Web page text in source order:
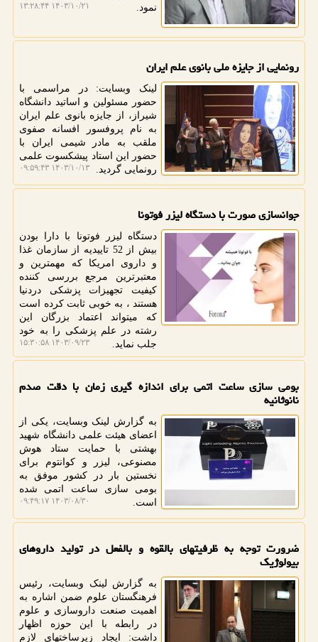
نمود.
۱۴۰۳/۱۰/۲۱ ۱۳:۲۸:۴۴
رونمایی از جایزه ملی بانوی علم ایران
لینک وبسایت: در مراسمی با
حضور مسئولین و اساتید دانشگاه
شیراز، از جایزه بانوی علم ایران
به نام پروفسور افسانه صفوی
ملقب به مادر شیمی ایران با
حضور این استاد پیشکسوت علمی
رونمایی گردید.
۱۴۰۳/۱۰/۱۳ ۰۹:۵۹:۴۳
جوانسازی صورت با دستگاه لیزر فوتونا
دستگاه لیزر فوتونا با دارا بودن
بیش از 52 تاییدیه از سازمان غذا
و داروی امریکا که مهمترین و
معتبرترین مرجع بررسی کننده
کیفیت تجهیزات پزشکی دردنیا
هستند ، به خوبی ثابت کرده است
که میتواند اعتماد بزرگان این
رشته در علم پزشکی را به خود
جلب نماید.
۱۴۰۳/۰۹/۲۳ ۱۵:۳۰:۵۸
بومی سازی ساعت اتمی برای اندازه گیری زمان با دقت صدم
نانوثانیه
به گزارش لینک وبسایت، یکی از
اعضای هیئت علمی دانشگاه شهید
بهشتی با حمایت ستاد هوش
مصنوعی، لیزر و کوانتوم برای
نخستین بار در کشور موفق به
بومی سازی ساعت اتمی شده
است.
۱۴۰۳/۰۸/۳۰ ۰۹:۴۹:۱۷
ضرورت توجه به ظرفیتهای بالقوه و بالفعل در تولید داروهای
بیولوژیک
به گزارش لینک وبسایت، رئیس
فرهنگستان علوم ضمن اشاره به
اهمیت صنعت داروسازی و علوم
در رابطه با این حوزه اظهار
داشت: ایجاد زیرساختهای لازم